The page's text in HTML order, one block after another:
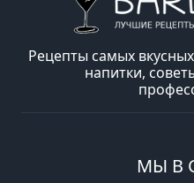
Рецепты самых
напитки,
МЫ В